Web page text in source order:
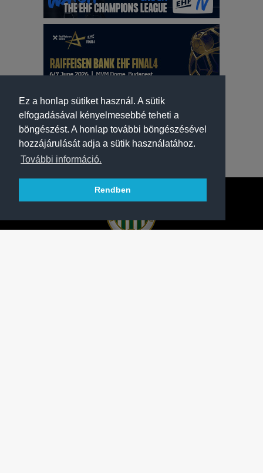
Ez a honlap sütiket használ. A sütik
elfogadásával kényelmesebbé teheti a
böngészést. A honlap további böngészésével
hozzájárulását adja a sütik használatához.
További információ.
Rendben